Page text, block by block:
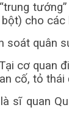
cho các
quân
cơ quan
cố, tỏ
sĩ quan